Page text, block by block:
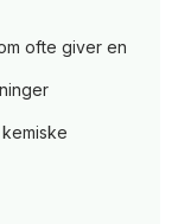
ofte giver en